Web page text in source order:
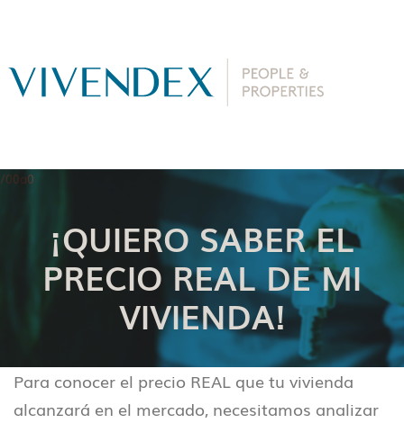
¡QUIERO SABER EL
PRECIO REAL DE MI
VIVIENDA!
Para conocer el precio REAL que tu vivienda
alcanzará en el mercado, necesitamos analizar